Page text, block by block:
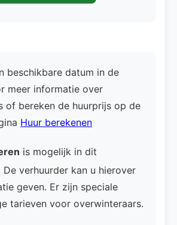
beschikbare datum in de
meer informatie over
of bereken de huurprijs op de
Huur berekenen
is mogelijk in dit
De verhuurder kan u hierover
geven. Er zijn speciale
tarieven voor overwinteraars.